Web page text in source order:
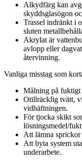
Alkydfärg kan
skyddsglasögon
Trassel indränkt i
sluten
Akrylat är
avlopp eller
återvinning.
Vanliga misstag som
Målning på fuktigt
Otillräcklig tvätt,
vidhäftningen.
För tjocka skikt
lösningsmedel/
Att lämna sprickor
Att byta system
underarbete.